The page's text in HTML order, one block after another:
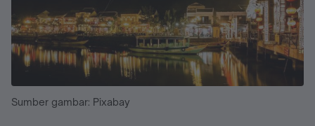
Sumber gambar: Pixabay